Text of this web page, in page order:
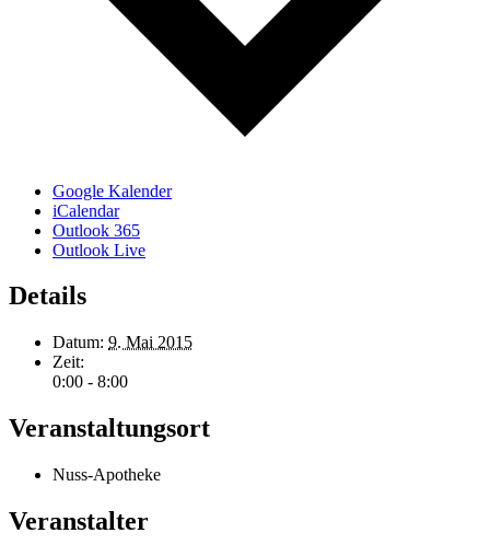
Google Kalender
iCalendar
Outlook 365
Outlook Live
Details
Datum: 9. Mai 2015
Zeit:
0:00 - 8:00
Veranstaltungsort
Nuss-Apotheke
Veranstalter